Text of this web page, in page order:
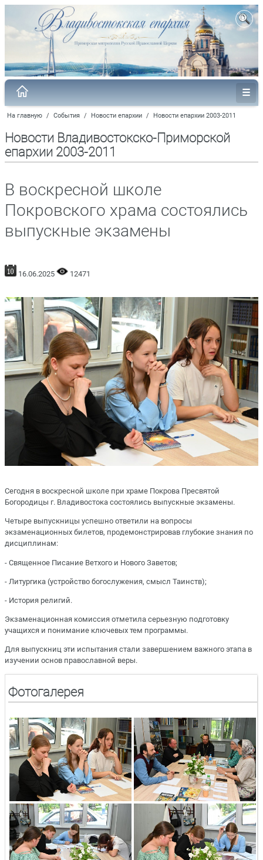
На главную / События / Новости епархии / Новости епархии 2003-2011
Новости Владивостокско-Приморской
епархии 2003-2011
В воскресной школе
Покровского храма состоялись
выпускные экзамены
16.06.2025 12471
Сегодня в воскресной школе при храме Покрова Пресвятой
Богородицы г. Владивостока состоялись выпускные экзамены.
Четыре выпускницы успешно ответили на вопросы
экзаменационных билетов, продемонстрировав глубокие знания по
дисциплинам:
- Священное Писание Ветхого и Нового Заветов;
- Литургика (устройство богослужения, смысл Таинств);
- История религий.
Экзаменационная комиссия отметила серьезную подготовку
учащихся и понимание ключевых тем программы.
Для выпускниц эти испытания стали завершением важного этапа в
изучении основ православной веры.
Фотогалерея